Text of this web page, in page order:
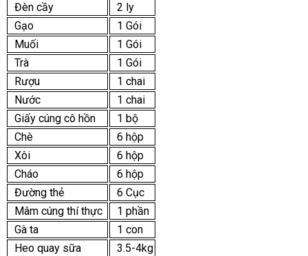
Đèn cầy
2 ly
Gạo
1 Gói
Muối
1 Gói
Trà
1 Gói
Rượu
1 chai
Nước
1 chai
Giấy cúng cô hồn
1 bộ
Chè
6 hộp
Xôi
6 hộp
Cháo
6 hộp
Đường thẻ
6 Cục
Mâm cúng thí thực
1 phần
Gà ta
1 con
Heo quay sữa
3.5-4kg